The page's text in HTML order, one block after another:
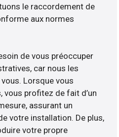
le raccordement de
aux normes
de vous préoccuper
car nous les
Lorsque vous
profitez de fait d’un
assurant un
votre installation. De plus,
votre propre